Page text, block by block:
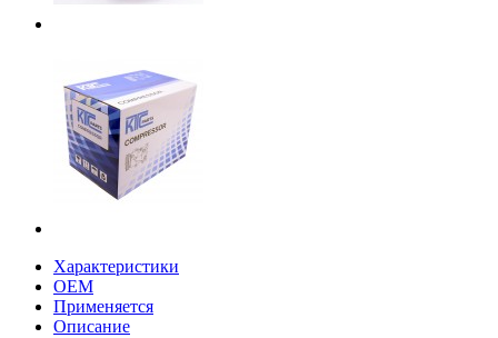
Характеристики
OEM
Применяется
Описание